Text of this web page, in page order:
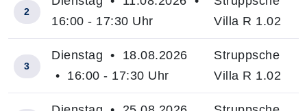
2
16:00 - 17:30 Uhr
Villa R 1.02
3
Dienstag • 18.08.2026
• 16:00 - 17:30 Uhr
Struppsche
Villa R 1.02